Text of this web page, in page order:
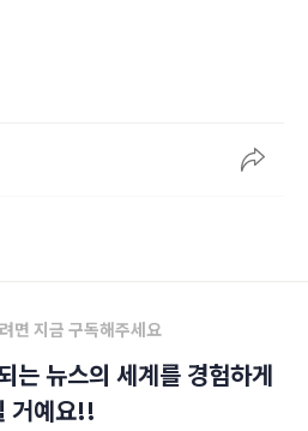
면 지금 구독해주세요
는 뉴스의 세계를 경험하게
거예요!!